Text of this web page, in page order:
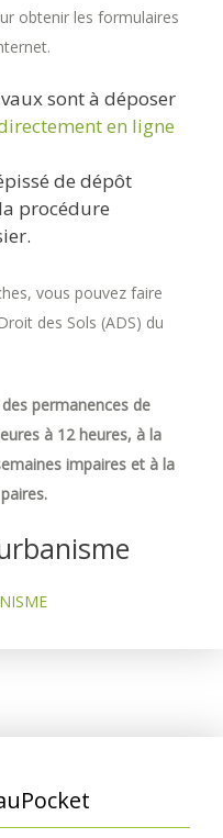
obtenir les formulaires
sont à déposer
en ligne
de dépôt
procédure
vous pouvez faire
des Sols (ADS) du
permanences de
à 12 heures, à la
impaires et à la